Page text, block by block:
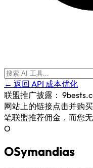
← 返回 API 成本优化
联盟推广披露：
网站上的链接点击并购
笔联盟推荐佣金，而您
O
OSymandias